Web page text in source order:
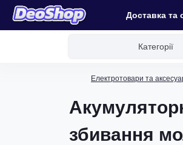
Доставка та
Категорії
Електротовари та
збивання